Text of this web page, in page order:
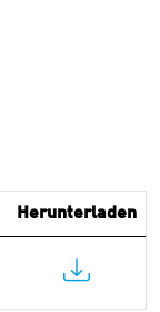
Herunterladen